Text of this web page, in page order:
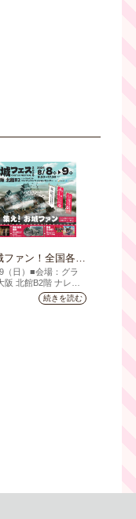
ァン！全国各地
ースが群雄割
・お城フェス
よいよ8/8（土）
（日）■会場：グラ
阪 北館B2階 ナレッ
コングレコンベンシ
⼤⼈ 前売1,400円
続きを読む